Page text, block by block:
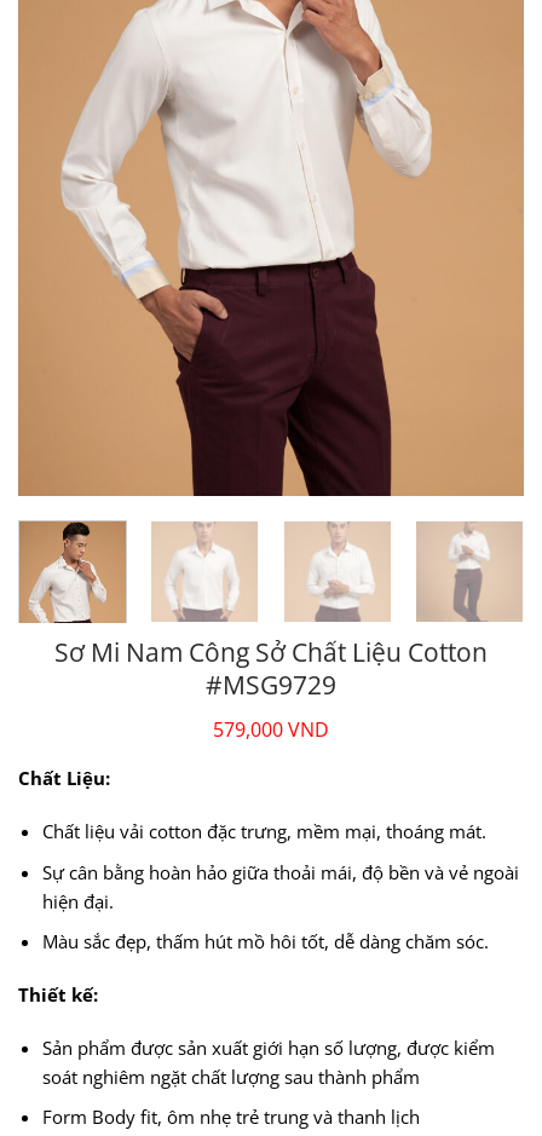
Sơ Mi Nam Công Sở Chất Liệu Cotton
#MSG9729
579,000VND
Chất Liệu:
Chất liệu vải cotton đặc trưng, mềm mại, thoáng mát.
Sự cân bằng hoàn hảo giữa thoải mái, độ bền và vẻ ngoài
hiện đại.
Màu sắc đẹp, thấm hút mồ hôi tốt, dễ dàng chăm sóc.
Thiết kế:
Sản phẩm được sản xuất giới hạn số lượng, được kiểm
soát nghiêm ngặt chất lượng sau thành phẩm
Form Body fit, ôm nhẹ trẻ trung và thanh lịch